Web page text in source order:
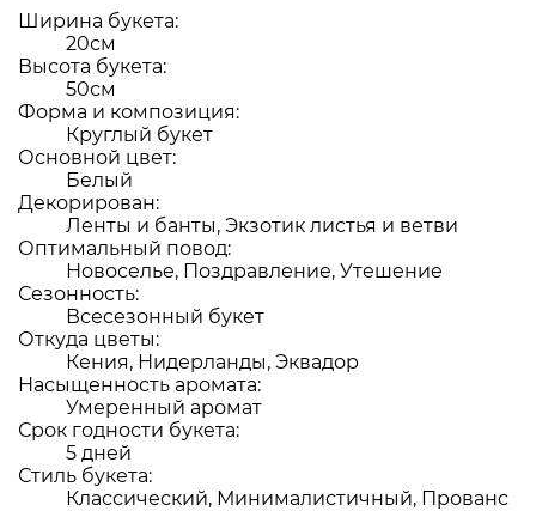
Ширина букета:
20см
Высота букета:
50см
Форма и композиция:
Круглый букет
Основной цвет:
Белый
Декорирован:
Ленты и банты, Экзотик листья и ветви
Оптимальный повод:
Новоселье, Поздравление, Утешение
Сезонность:
Всесезонный букет
Откуда цветы:
Кения, Нидерланды, Эквадор
Насыщенность аромата:
Умеренный аромат
Срок годности букета:
5 дней
Стиль букета:
Классический, Минималистичный, Прованс